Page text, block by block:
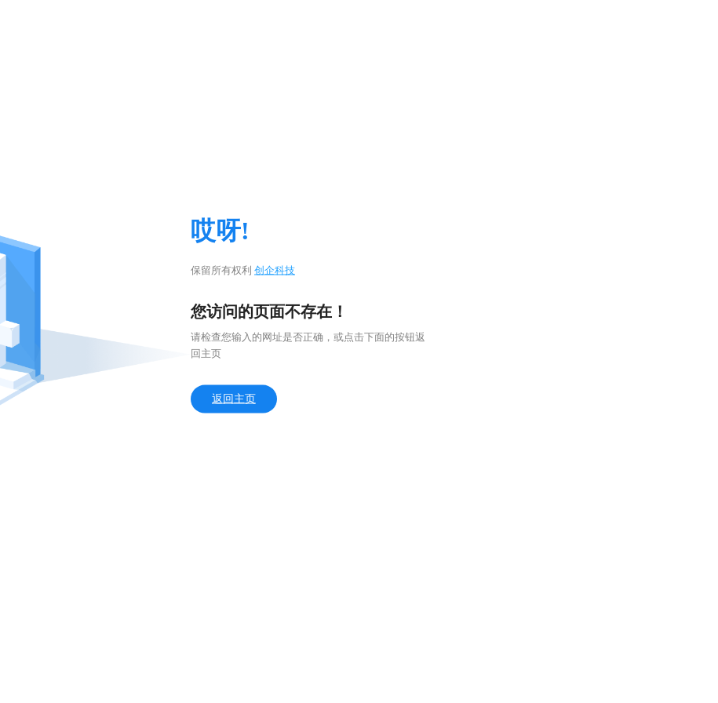
哎呀!
保留所有权利 创企科技
您访问的页面不存在！
请检查您输入的网址是否正确，或点击下面的按钮返
回主页
返回主页